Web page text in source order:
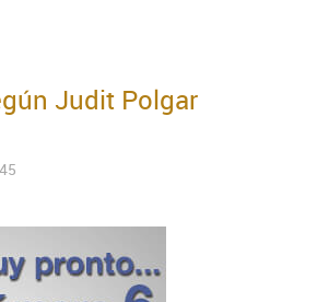
Judit Polgar